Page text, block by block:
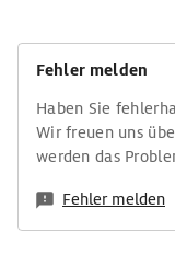
Fehler melden
Haben Sie
Wir freuen uns
werden das
Fehler melden